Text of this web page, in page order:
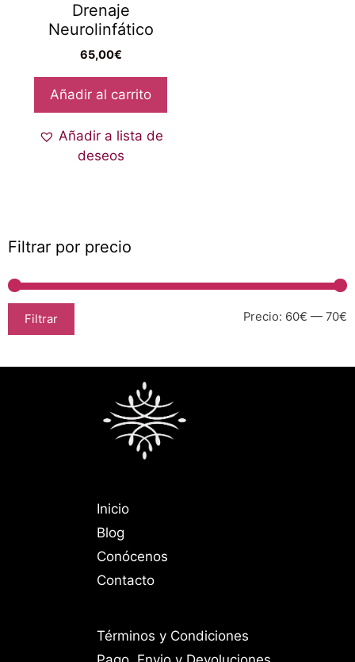
Drenaje
Neurolinfático
65,00€
Añadir al carrito
Añadir a lista de
deseos
Filtrar por precio
Filtrar Precio: 60€ — 70€
Inicio
Blog
Conócenos
Contacto
Términos y Condiciones